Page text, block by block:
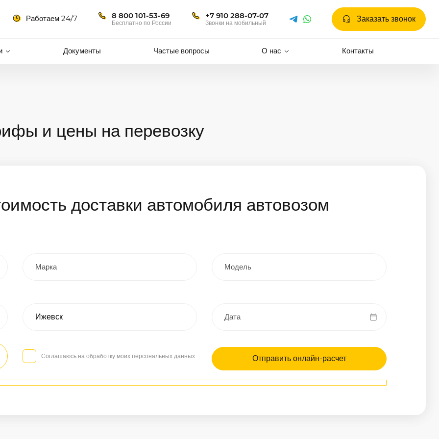
Работаем 24/7 8 800 101-53-69
Бесплатно по России
+7 910 288-07-07
Звонки на мобильный Заказать звонок
Документы Частые вопросы О нас Контакты
и цены на перевозку
доставки автомобиля автовозом
Соглашаюсь на обработку моих персональных данных